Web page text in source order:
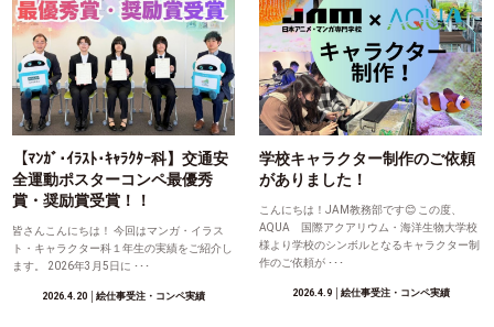
【ﾏﾝｶﾞ･ｲﾗｽﾄ･ｷｬﾗｸﾀｰ科】交通安
全運動ポスターコンペ最優秀
賞・奨励賞受賞！！
皆さんこんにちは！ 今回はマンガ・イラス
ト・キャラクター科１年生の実績をご紹介し
ます。 2026年3月5日に ･･･
2026.4.20 │絵仕事受注・コンペ実績
学校キャラクター制作のご依頼
がありました！
こんにちは！JAM教務部です😊 この度、
AQUA 国際アクアリウム・海洋生物大学校
様より学校のシンボルとなるキャラクター制
作のご依頼が ･･･
2026.4.9│絵仕事受注・コンペ実績